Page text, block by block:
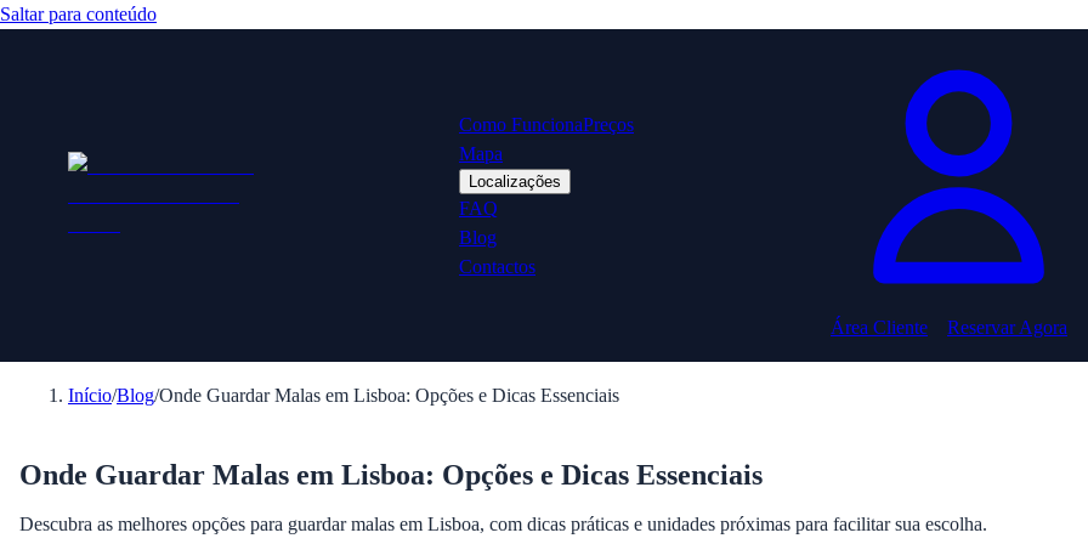
Saltar para conteúdo
Como FuncionaPreços
Mapa
Localizações
FAQ
Blog
Contactos
Área Cliente Reservar Agora
Início/Blog/Onde Guardar Malas em Lisboa: Opções e Dicas Essenciais
Onde Guardar Malas em Lisboa: Opções e Dicas Essenciais
Descubra as melhores opções para guardar malas em Lisboa, com dicas práticas e unidades próximas para facilitar sua escolha.